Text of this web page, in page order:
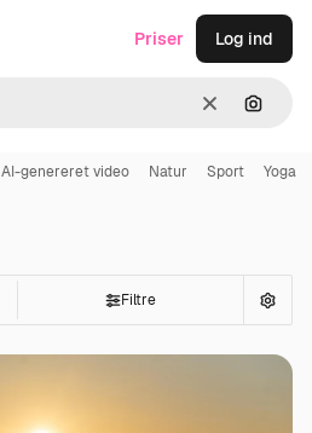
Klar Søg
Priser Log ind
AI-genereret video Natur Sport Yoga
Filtre